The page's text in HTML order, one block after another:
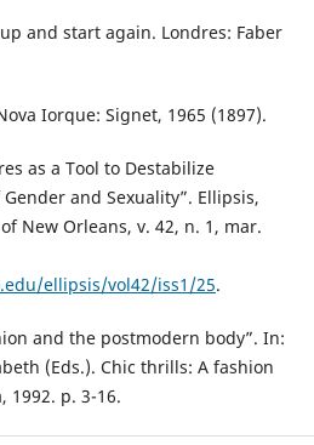
up and start again. Londres: Faber
Iorque: Signet, 1965 (1897).
as a Tool to Destabilize
and Sexuality”. Ellipsis,
New Orleans, v. 42, n. 1, mar.
ellipsis/vol42/iss1/25.
and the postmodern body”. In:
(Eds.). Chic thrills: A fashion
1992. p. 3-16.